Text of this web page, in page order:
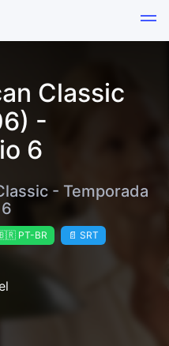
Classic
-
6
- Temporada
PT-BR 📄 SRT